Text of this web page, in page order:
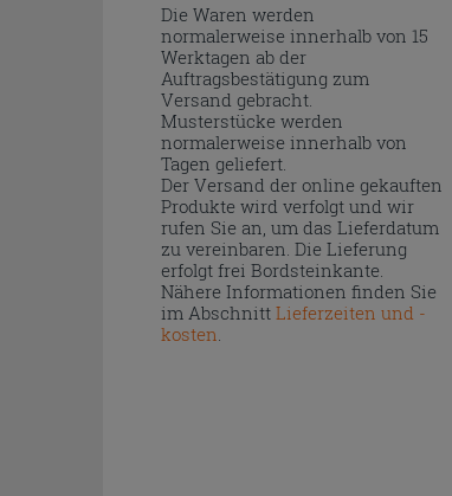
Die Waren werden
normalerweise innerhalb von 15
Werktagen ab der
Auftragsbestätigung zum
Versand gebracht.
Musterstücke werden
normalerweise innerhalb von
Tagen geliefert.
Der Versand der online gekauften
Produkte wird verfolgt und wir
rufen Sie an, um das Lieferdatum
zu vereinbaren. Die Lieferung
erfolgt frei Bordsteinkante.
Nähere Informationen finden Sie
im Abschnitt Lieferzeiten und -
kosten